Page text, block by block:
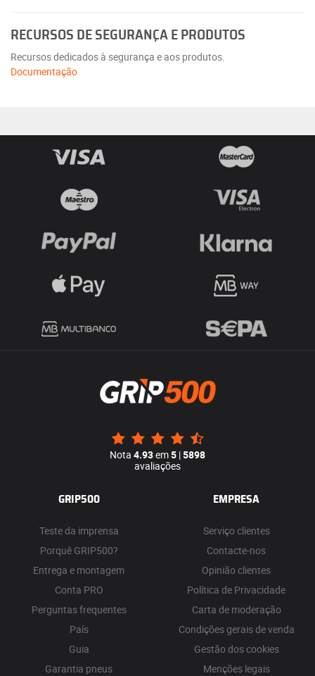
RECURSOS DE SEGURANÇA E PRODUTOS
Recursos dedicados à segurança e aos produtos.
Documentação
Nota 4.93em5 |5898
avaliações
GRIP500
Teste da imprensa
Porquê GRIP500?
Entrega e montagem
Conta PRO
Perguntas frequentes
País
Guia
Garantia pneus
EMPRESA
Serviço clientes
Contacte-nos
Opinião clientes
Política de Privacidade
Carta de moderação
Condições gerais de venda
Gestão dos cookies
Menções legais